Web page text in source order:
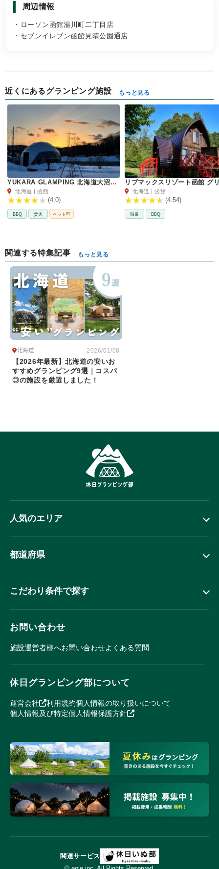
周辺情報
・ローソン函館湯川町二丁目店
・セブンイレブン函館見晴公園通店
近くにあるグランピング施設 もっと見る
YUKARA GLAMPING 北海道大沼公園
北海道 | 函館
(4.0)
BBQ 焚火 ペット可
北海道 | 函館
(4.54)
温泉 BBQ
関連する特集記事 もっと見る
2026/01/08
北海道
【2026年最新】北海道の安いお
すすめグランピング9選｜コスパ
◎の施設を厳選しました！
人気のエリア
都道府県
こだわり条件で探す
お問い合わせ
施設運営者様へお問い合わせよくある質問
休日グランピング部について
運営会社 利用規約個人情報の取り扱いについて
個人情報及び特定個人情報保護方針
関連サービス